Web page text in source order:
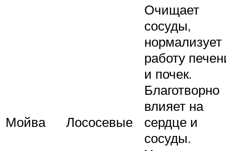
Мойва Лососевые
Очищает
сосуды,
нормализует
работу
и почек.
Благотворно
влияет на
сердце и
сосуды.